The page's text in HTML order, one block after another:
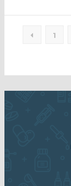
1